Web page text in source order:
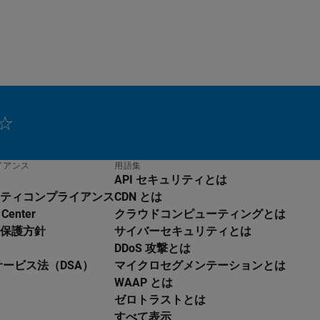
ンス
ィコンプライアンス
護方針
ビス法（DSA）
用語集
API セキュリティとは
CDN とは
クラウドコンピューティングとは
サイバーセキュリティとは
DDoS 攻撃とは
マイクロセグメンテーションとは
WAAP とは
ゼロトラストとは
すべて表示